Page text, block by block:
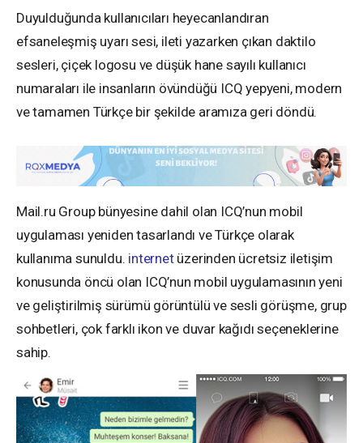
Duyulduğunda kullanıcıları heyecanlandıran
efsaneleşmiş uyarı sesi, ileti yazarken çıkan daktilo
sesleri, çiçek logosu ve düşük hane sayılı kullanıcı
numaraları ile insanların övündüğü ICQ yepyeni, modern
ve tamamen Türkçe bir şekilde aramıza geri döndü.
Mail.ru Group bünyesine dahil olan ICQ’nun mobil
uygulaması yeniden tasarlandı ve Türkçe olarak
kullanıma sunuldu. internetüzerinden ücretsiz iletişim
konusunda öncü olan ICQ’nun mobil uygulamasının yeni
ve geliştirilmiş sürümü görüntülü ve sesli görüşme, grup
sohbetleri, çok farklı ikon ve duvar kağıdı seçeneklerine
sahip.